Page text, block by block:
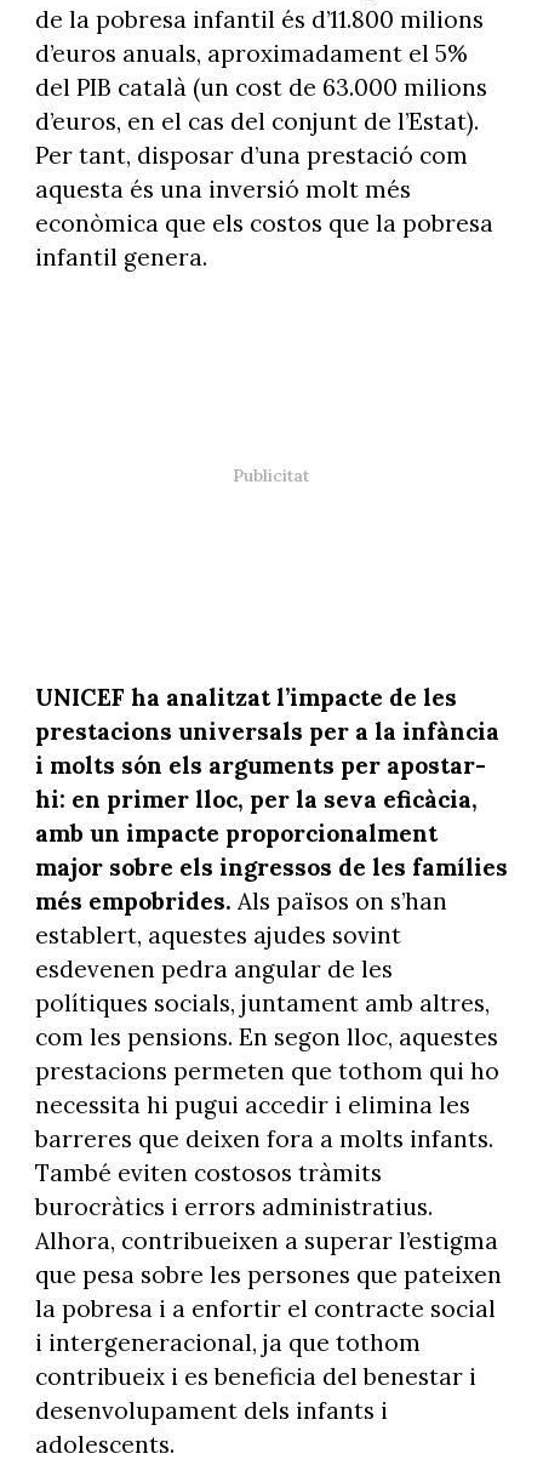
de la pobresa infantil és d’11.800 milions
d’euros anuals, aproximadament el 5%
del PIB català (un cost de 63.000 milions
d’euros, en el cas del conjunt de l’Estat).
Per tant, disposar d’una prestació com
aquesta és una inversió molt més
econòmica que els costos que la pobresa
infantil genera.
UNICEF ha analitzat l’impacte de les
prestacions universals per a la infància
i molts són els arguments per apostar-
hi: en primer lloc, per la seva eficàcia,
amb un impacte proporcionalment
major sobre els ingressos de les famílies
més empobrides. Als països on s’han
establert, aquestes ajudes sovint
esdevenen pedra angular de les
polítiques socials, juntament amb altres,
com les pensions. En segon lloc, aquestes
prestacions permeten que tothom qui ho
necessita hi pugui accedir i elimina les
barreres que deixen fora a molts infants.
També eviten costosos tràmits
burocràtics i errors administratius.
Alhora, contribueixen a superar l’estigma
que pesa sobre les persones que pateixen
la pobresa i a enfortir el contracte social
i intergeneracional, ja que tothom
contribueix i es beneficia del benestar i
desenvolupament dels infants i
adolescents.